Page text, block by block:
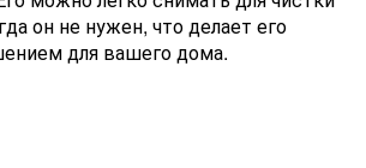
он не нужен, что делает его
для вашего дома.